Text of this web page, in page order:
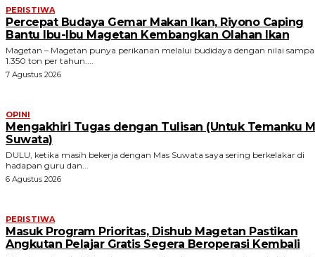
PERISTIWA
Percepat Budaya Gemar Makan Ikan, Riyono Caping
Bantu Ibu-Ibu Magetan Kembangkan Olahan Ikan
Magetan – Magetan punya perikanan melalui budidaya dengan nilai
1.350 ton per tahun....
7 Agustus 2026
OPINI
Mengakhiri Tugas dengan Tulisan (Untuk Temanku
Suwata)
DULU, ketika masih bekerja dengan Mas Suwata saya sering berkelakar di
hadapan guru dan...
6 Agustus 2026
PERISTIWA
Masuk Program Prioritas, Dishub Magetan Pastikan
Angkutan Pelajar Gratis Segera Beroperasi Kembali